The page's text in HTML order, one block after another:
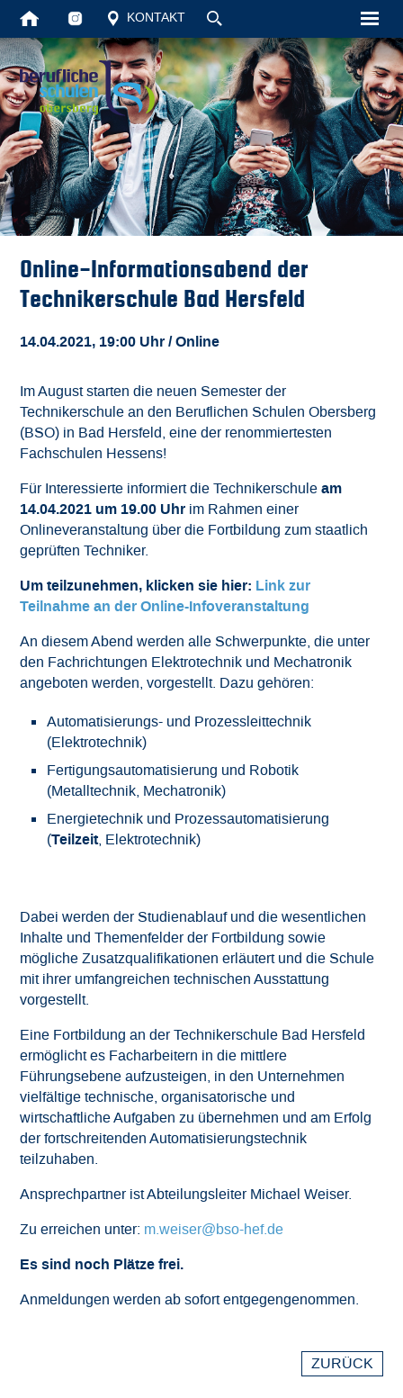
KONTAKT
Online-Informationsabend der
Technikerschule Bad Hersfeld
14.04.2021, 19:00 Uhr/ Online
Im August starten die neuen Semester der
Technikerschule an den Beruflichen Schulen Obersberg
(BSO) in Bad Hersfeld, eine der renommiertesten
Fachschulen Hessens!
Für Interessierte informiert die Technikerschuleam
14.04.2021 um 19.00 Uhr im Rahmen einer
Onlineveranstaltung über die Fortbildung zum staatlich
geprüften Techniker.
Um teilzunehmen, klicken sie hier: Link zur
Teilnahme an der Online-Infoveranstaltung
An diesem Abend werden alle Schwerpunkte, die unter
den Fachrichtungen Elektrotechnik und Mechatronik
angeboten werden, vorgestellt. Dazu gehören:
Automatisierungs- und Prozessleittechnik
(Elektrotechnik)
Fertigungsautomatisierung und Robotik
(Metalltechnik, Mechatronik)
Energietechnik und Prozessautomatisierung
(Teilzeit, Elektrotechnik)
Dabei werden der Studienablauf und die wesentlichen
Inhalte und Themenfelder der Fortbildung sowie
mögliche Zusatzqualifikationen erläutert und die Schule
mit ihrer umfangreichen technischen Ausstattung
vorgestellt.
Eine Fortbildung an der Technikerschule Bad Hersfeld
ermöglicht es Facharbeitern in die mittlere
Führungsebene aufzusteigen, in den Unternehmen
vielfältige technische, organisatorische und
wirtschaftliche Aufgaben zu übernehmen und am Erfolg
der fortschreitenden Automatisierungstechnik
teilzuhaben.
Ansprechpartner ist Abteilungsleiter Michael Weiser.
Zu erreichen unter: m.weiser@bso-hef.de
Es sind noch Plätze frei.
Anmeldungen werden ab sofort entgegengenommen.
ZURÜCK
Startseite
Unsere
Schüler
Vollzeit
Downloads